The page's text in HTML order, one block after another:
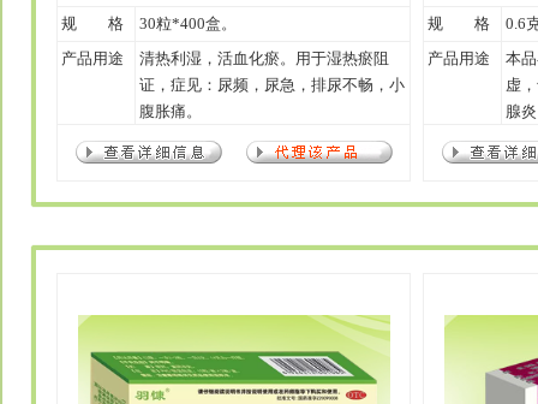
规 格
30粒*400盒。
产品用途
清热利湿，活血化瘀。用于湿热瘀阻
证，症见：尿频，尿急，排尿不畅，小
腹胀痛。
规 格
0.6
产品用途
本
虚
腺
无
出